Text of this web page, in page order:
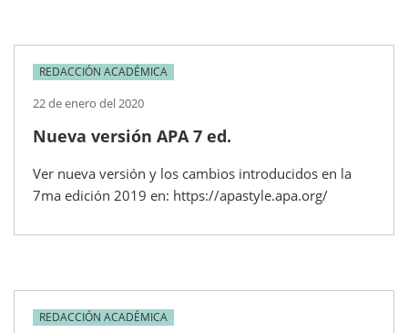
REDACCIÓN ACADÉMICA
22 de enero del 2020
Nueva versión APA 7 ed.
Ver nueva versión y los cambios introducidos en la
7ma edición 2019 en: https://apastyle.apa.org/
REDACCIÓN ACADÉMICA